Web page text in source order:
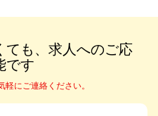
ても、求人へのご応
です
にご連絡ください。